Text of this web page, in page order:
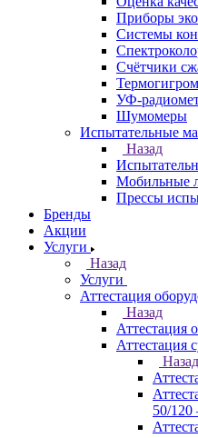
Приборы
Системы
Счётчики
УФ-
Шумомеры
Испытательные
Назад
Мобильные
Прессы
Бренды
Акции
Услуги
Назад
Услуги
Аттестация
Назад
Аттестация
Аттестация
Назад
50/